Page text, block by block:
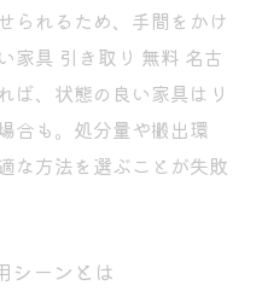
られるため、手間をかけ
家具 引き取り 無料 名古
ば、状態の良い家具はリ
合も。処分量や搬出環
な方法を選ぶことが失敗
シーンとは